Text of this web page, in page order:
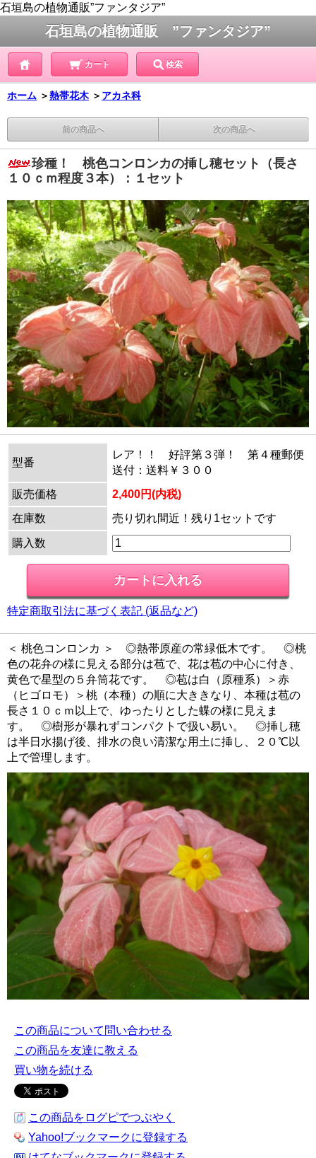
石垣島の植物通販”ファンタジア”
石垣島の植物通販 ”ファンタジア”
カート 検索
ホーム ＞熱帯花木 ＞ アカネ科
前の商品へ 次の商品へ
珍種！ 桃色コンロンカの挿し穂セット（長さ
１０ｃｍ程度３本）：１セット
型番
レア！！ 好評第３弾！ 第４種郵便
送付：送料￥３００
販売価格
2,400円(内税)
在庫数
売り切れ間近！残り1セットです
購入数
特定商取引法に基づく表記 (返品など)
＜ 桃色コンロンカ ＞ ◎熱帯原産の常緑低木です。 ◎桃
色の花弁の様に見える部分は苞で、花は苞の中心に付き、
黄色で星型の５弁筒花です。 ◎苞は白（原種系）＞赤
（ヒゴロモ）＞桃（本種）の順に大ききなり、本種は苞の
長さ１０ｃｍ以上で、ゆったりとした蝶の様に見えま
す。 ◎樹形が暴れずコンパクトで扱い易い。 ◎挿し穂
は半日水揚げ後、排水の良い清潔な用土に挿し、２０℃以
上で管理します。
この商品について問い合わせる
この商品を友達に教える
買い物を続ける
この商品をログピでつぶやく
Yahoo!ブックマークに登録する